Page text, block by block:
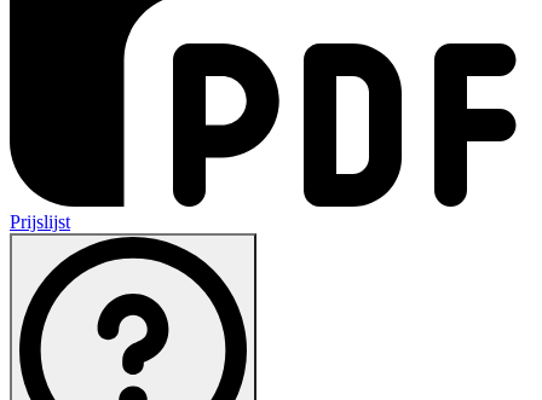
Prijslijst